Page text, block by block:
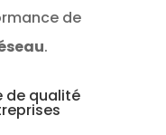
de
.
de qualité